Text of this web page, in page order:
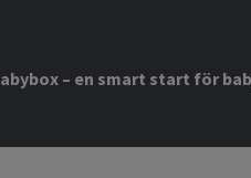
– en smart start för